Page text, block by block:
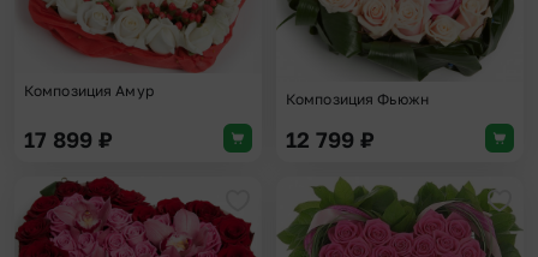
Композиция Амур
17 899 ₽
Композиция Фьюжн
12 799 ₽
Добавить в избранное